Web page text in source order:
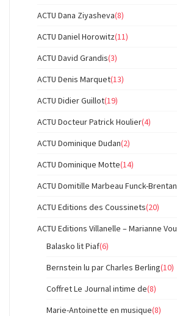
ACTU Dana Ziyasheva(8)
ACTU Daniel Horowitz(11)
ACTU David Grandis(3)
ACTU Denis Marquet(13)
ACTU Didier Guillot(19)
ACTU Docteur Patrick Houlier(4)
ACTU Dominique Dudan(2)
ACTU Dominique Motte(14)
ACTU Domitille Marbeau Funck-
ACTU Editions des Coussinets(20)
ACTU Editions Villanelle – Marianne
Balasko lit Piaf(6)
Bernstein lu par Charles Berling(10)
Coffret Le Journal intime de(8)
Marie-Antoinette en musique(8)